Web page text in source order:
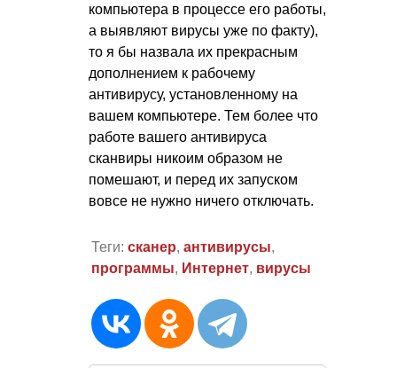
компьютера в процессе его работы,
а выявляют вирусы уже по факту),
то я бы назвала их прекрасным
дополнением к рабочему
антивирусу, установленному на
вашем компьютере. Тем более что
работе вашего антивируса
сканвиры никоим образом не
помешают, и перед их запуском
вовсе не нужно ничего отключать.
Теги: сканер, антивирусы,
программы, Интернет, вирусы